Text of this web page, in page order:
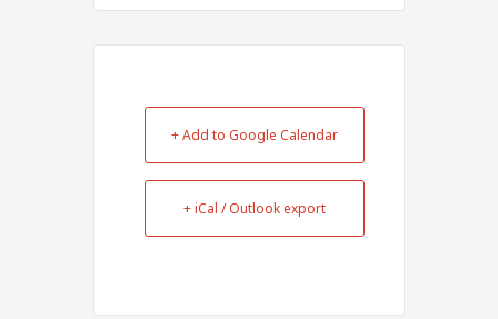
+ Add to Google Calendar
+ iCal / Outlook export